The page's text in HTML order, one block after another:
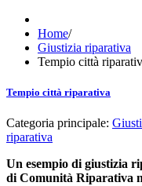
Home/
Giustizia riparativa
Tempio città
Tempio città riparativa
Categoria principale:
riparativa
Un esempio di giustizia
di Comunità Riparativa